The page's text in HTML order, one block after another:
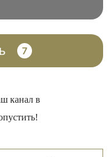
7
канал в